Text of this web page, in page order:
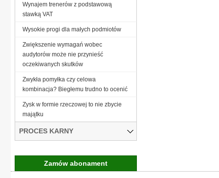
Wynajem trenerów z podstawową
stawką VAT
Wysokie progi dla małych podmiotów
Zwiększenie wymagań wobec
audytorów może nie przynieść
oczekiwanych skutków
Zwykła pomyłka czy celowa
kombinacja? Biegłemu trudno to ocenić
Zysk w formie rzeczowej to nie zbycie
majątku
PROCES KARNY
Zamów abonament